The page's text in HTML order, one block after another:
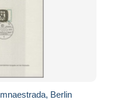
Berlin